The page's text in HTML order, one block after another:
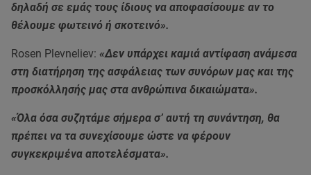
δηλαδή σε εμάς τους ίδιους να αποφασίσουμε αν το
θέλουμε φωτεινό ή σκοτεινό».
Rosen Plevneliev: «Δεν υπάρχει καμιά αντίφαση ανάμεσα
στη διατήρηση της ασφάλειας των συνόρων μας και της
προσκόλλησής μας στα ανθρώπινα δικαιώματα».
«Όλα όσα συζητάμε σήμερα σ’ αυτή τη συνάντηση, θα
πρέπει να τα συνεχίσουμε ώστε να φέρουν
συγκεκριμένα αποτελέσματα».